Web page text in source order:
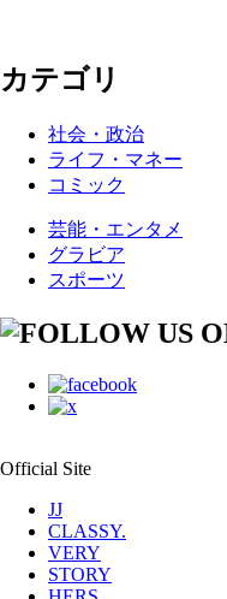
カテゴリ
社会・政治
ライフ・マネー
コミック
芸能・エンタメ
グラビア
スポーツ
Official Site
JJ
CLASSY.
VERY
STORY